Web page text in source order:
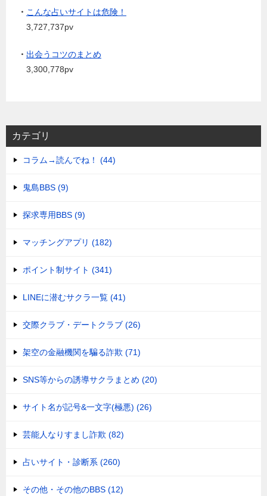
・ こんな占いサイトは危険！
3,727,737pv
・ 出会うコツのまとめ
3,300,778pv
カテゴリ
コラム→読んでね！ (44)
鬼島BBS (9)
探求専用BBS (9)
マッチングアプリ (182)
ポイント制サイト (341)
LINEに潜むサクラ一覧 (41)
交際クラブ・デートクラブ (26)
架空の金融機関を騙る詐欺 (71)
SNS等からの誘導サクラまとめ (20)
サイト名が記号&一文字(極悪) (26)
芸能人なりすまし詐欺 (82)
占いサイト・診断系 (260)
その他・その他のBBS (12)